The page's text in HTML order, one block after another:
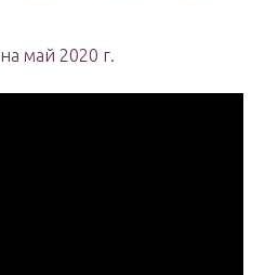
май 2020 г.